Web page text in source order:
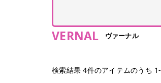
VERNAL ヴァーナル
検索結果4件のアイテムのうち 1-